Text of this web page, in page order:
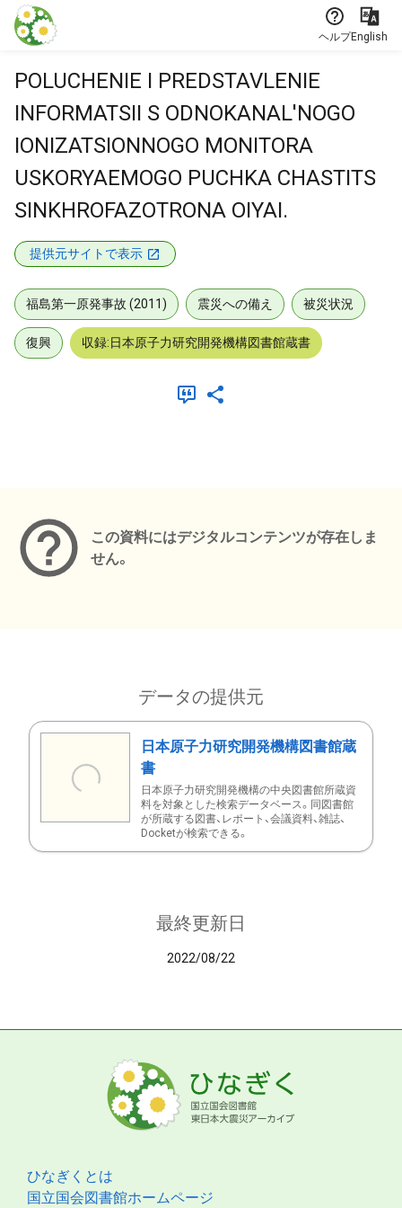
本文に飛ぶ
ヘルプEnglish
POLUCHENIE I PREDSTAVLENIE
INFORMATSII S ODNOKANAL'NOGO
IONIZATSIONNOGO MONITORA
USKORYAEMOGO PUCHKA CHASTITS
SINKHROFAZOTRONA OIYAI.
提供元サイトで表示
福島第一原発事故 (2011) 震災への備え 被災状況
復興 収録:日本原子力研究開発機構図書館蔵書
この資料にはデジタルコンテンツが存在しま
せん。
データの提供元
日本原子力研究開発機構図書館蔵
書
日本原子力研究開発機構の中央図書館所蔵資
料を対象とした検索データベース。同図書館
が所蔵する図書、レポート、会議資料、雑誌、
Docketが検索できる。
最終更新日
2022/08/22
ひなぎくとは
国立国会図書館ホームページ